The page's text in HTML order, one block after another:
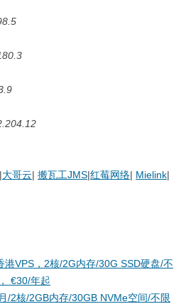
|大哥云| 搬瓦工JMS|红莓网络| Mielink|
港VPS，2核/2G内存/30G SSD硬盘/不
€30/年起
/2核/2GB内存/30GB NVMe空间/不限